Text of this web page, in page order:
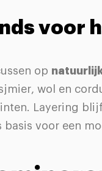
voor
op
wol en
Layering
voor een